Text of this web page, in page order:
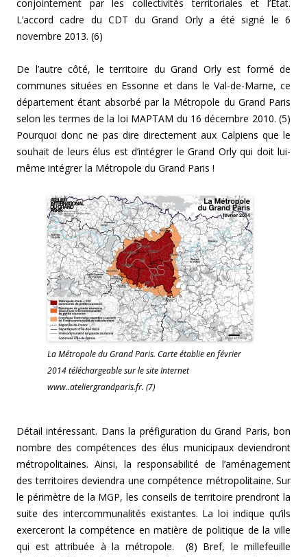
conjointement par les collectivités territoriales et l’État.
L’accord cadre du CDT du Grand Orly a été signé le 6
novembre 2013. (6)
De l’autre côté, le territoire du Grand Orly est formé de
communes situées en Essonne et dans le Val-de-Marne, ce
département étant absorbé par la Métropole du Grand Paris
selon les termes de la loi MAPTAM du 16 décembre 2010. (5)
Pourquoi donc ne pas dire directement aux Calpiens que le
souhait de leurs élus est d’intégrer le Grand Orly qui doit lui-
même intégrer la Métropole du Grand Paris !
La Métropole du Grand Paris. Carte établie en février
2014 téléchargeable sur le site Internet
www..ateliergrandparis.fr. (7)
Détail intéressant. Dans la préfiguration du Grand Paris, bon
nombre des compétences des élus municipaux deviendront
métropolitaines. Ainsi, la responsabilité de l’aménagement
des territoires deviendra une compétence métropolitaine. Sur
le périmètre de la MGP, les conseils de territoire prendront la
suite des intercommunalités existantes. La loi indique qu’ils
exerceront la compétence en matière de politique de la ville
qui est attribuée à la métropole. (8) Bref, le millefeuille